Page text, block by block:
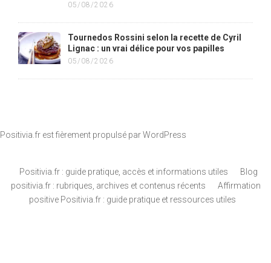
05/08/2026
Tournedos Rossini selon la recette de Cyril
Lignac : un vrai délice pour vos papilles
05/08/2026
Positivia.fr est fièrement propulsé parWordPress
Positivia.fr : guide pratique, accès et informations utiles
Blog
positivia.fr : rubriques, archives et contenus récents
Affirmation
positive Positivia.fr : guide pratique et ressources utiles